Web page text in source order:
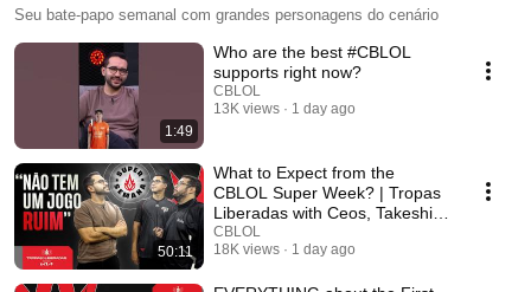
Seu bate-papo semanal com grandes personagens do cenário
1:49
Who are the best #CBLOL
supports right now?
CBLOL
13K views
1 day ago
50:11
What to Expect from the
CBLOL Super Week? | Tropas
Liberadas with Ceos, Takeshi,
and Djoko
CBLOL
18K views
1 day ago